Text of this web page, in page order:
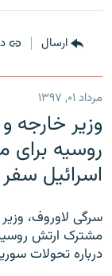
ارسال
مرداد ۰۱, ۱۳۹۷
وزیر
روسیه برای
اسرائیل
سرگی لاوروف،
مشترک ارتش
درباره تحولات